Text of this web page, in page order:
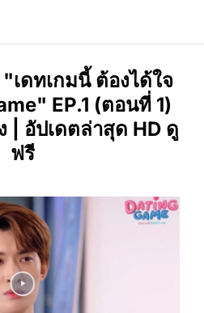
ดทเกมนี้ ต้องได้ใจ
EP.1 (ตอนที่ 1)
| อัปเดตล่าสุด HD ดู
ฟรี